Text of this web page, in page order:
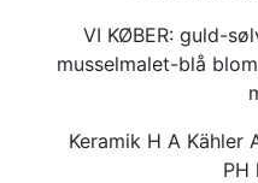
VI KØBER: guld-
musselmalet-blå
Keramik H A Kähler
PH